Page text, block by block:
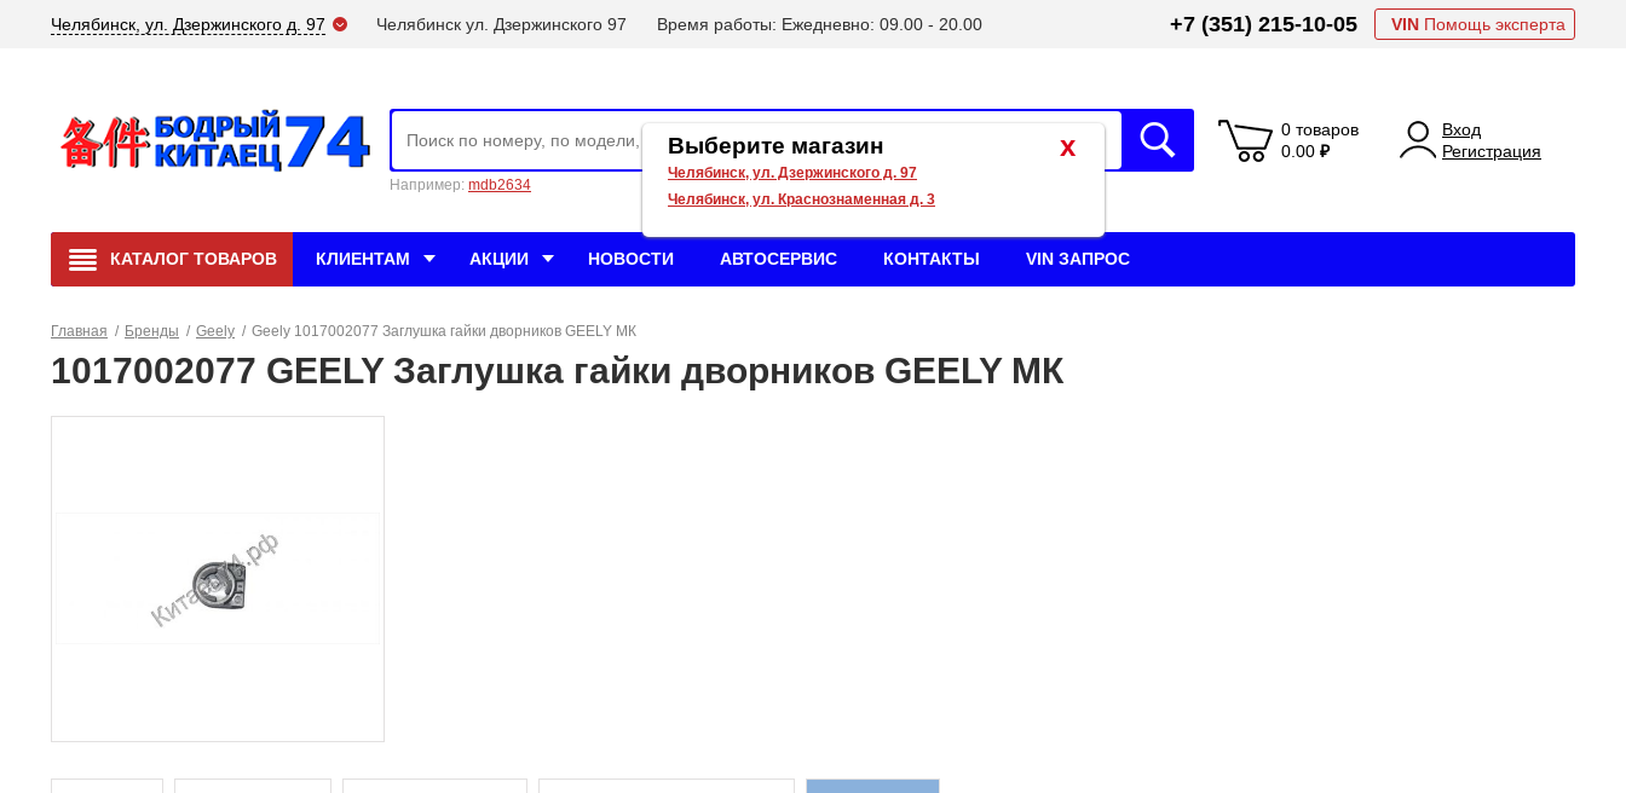
Челябинск, ул. Дзержинского д. 97 Челябинск ул. Дзержинского 97 Время работы: Ежедневно: 09.00 - 20.00 +7 (351) 215-10-05 VIN Помощь эксперта
Например: mdb2634
0 товаров
0.00 ₽
Вход
Регистрация
КАТАЛОГ ТОВАРОВ КЛИЕНТАМ АКЦИИ НОВОСТИ АВТОСЕРВИС КОНТАКТЫ VIN ЗАПРОС
Главная / Бренды / Geely / Geely 1017002077 Заглушка гайки дворников GEELY МК
1017002077 GEELY Заглушка гайки дворников GEELY МК
x
Выберите магазин
Челябинск, ул. Дзержинского д. 97
Челябинск, ул. Краснознаменная д. 3